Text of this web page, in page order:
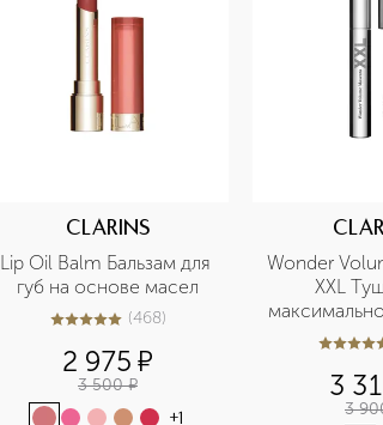
CLARINS
Lip Oil Balm Бальзам для
губ на основе масел
4.9из5468 (468)
2 975 ¤
3 500 ¤
+1
Wonder
XXL
4.9из5
3
3